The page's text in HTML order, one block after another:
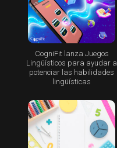
CogniFit lanza Juegos
Lingüísticos para ayudar a
potenciar las habilidades
lingüísticas